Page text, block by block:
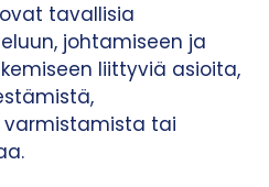
tavallisia
johtamiseen ja
liittyviä asioita,
tai